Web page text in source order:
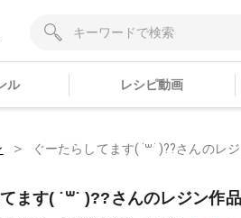
ル レシピ動画
＞ ぐーたらしてます( ˙꒳​˙ )??さんの
ます( ˙꒳​˙ )??さんのレジン